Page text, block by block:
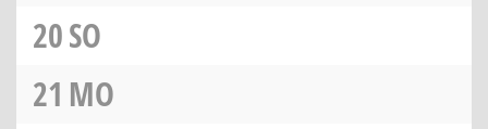
20SO
21 MO